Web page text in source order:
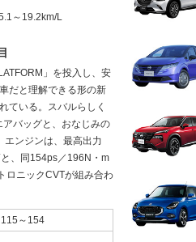
～19.2km/L
」を投入し、安
だと理解できる形の新
ている。スバルらしく
バッグと、おなじみの
エンジンは、最高出力
、同154ps／196N・m
ロニックCVTが組み合わ
115～154